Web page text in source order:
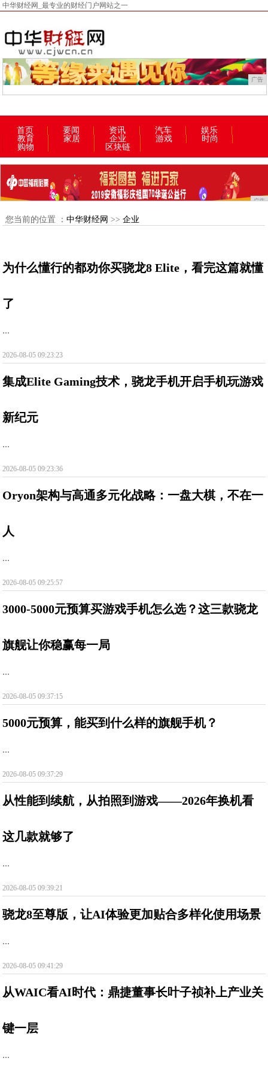
中华财经网_最专业的财经门户网站之一
广告
首页 要闻 资讯 汽车
娱乐
教育
家居 企业 游戏
时尚
购物
区块链
广告
您当前的位置 ： 中华财经网 >> 企业
为什么懂行的都劝你买骁龙8 Elite，看完这篇就懂
了
...
2026-08-05 09:23:23
集成Elite Gaming技术，骁龙手机开启手机玩游戏
新纪元
...
2026-08-05 09:23:36
Oryon架构与高通多元化战略：一盘大棋，不在一
人
...
2026-08-05 09:25:57
3000-5000元预算买游戏手机怎么选？这三款骁龙
旗舰让你稳赢每一局
...
2026-08-05 09:37:15
5000元预算，能买到什么样的旗舰手机？
...
2026-08-05 09:37:29
从性能到续航，从拍照到游戏——2026年换机看
这几款就够了
...
2026-08-05 09:39:21
骁龙8至尊版，让AI体验更加贴合多样化使用场景
...
2026-08-05 09:41:29
从WAIC看AI时代：鼎捷董事长叶子祯补上产业关
键一层
...